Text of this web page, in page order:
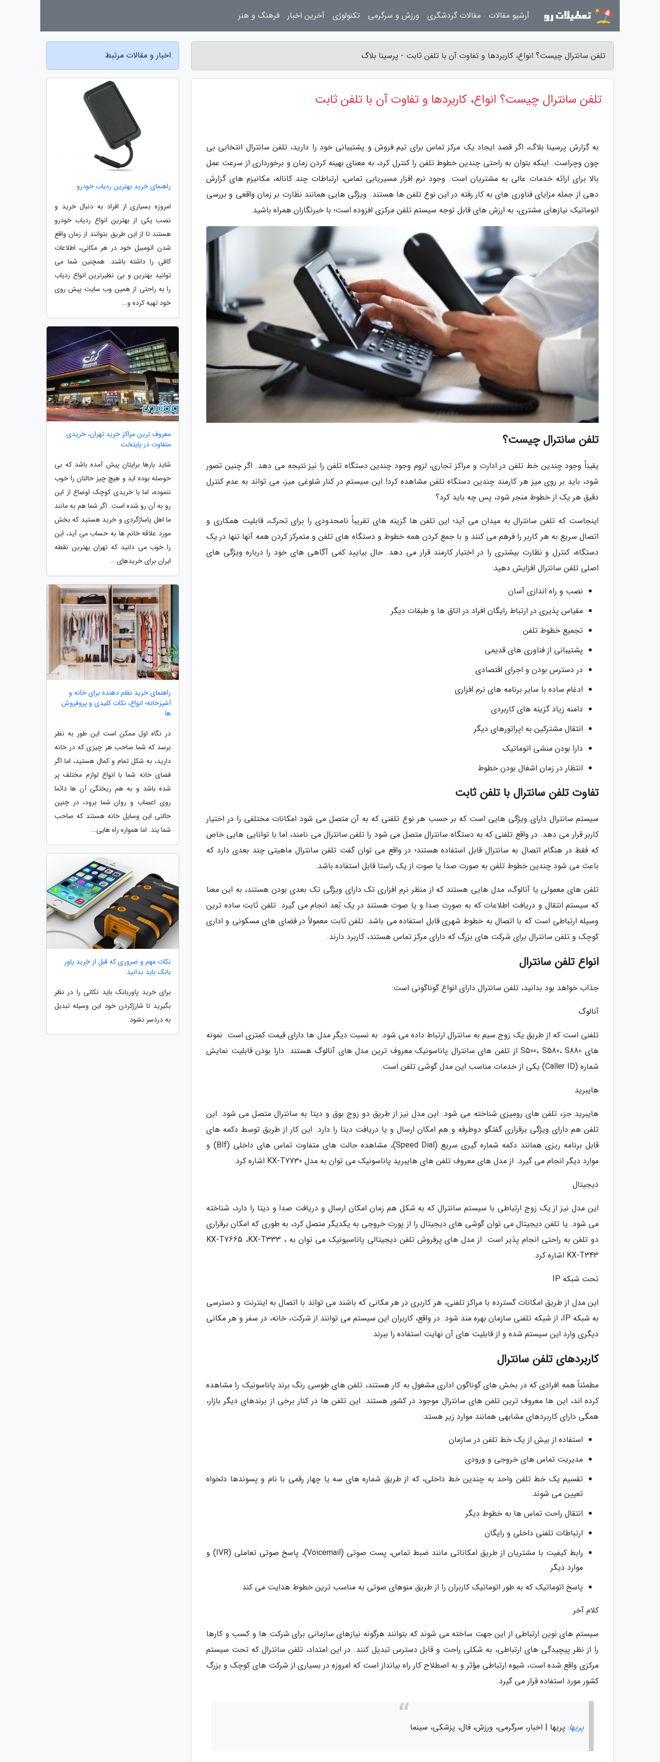
تلفن سانترال چیست؟ انواع، کاربردها و تفاوت آن با تلفن ثابت - پرسینا بلاگ
تلفن سانترال چیست؟ انواع، کاربردها و تفاوت آن با تلفن ثابت
به گزارش پرسینا بلاگ، اگر قصد ایجاد یک مرکز تماس برای تیم فروش و پشتیبانی خود را دارید، تلفن سانترال انتخابی بی
چون وچراست. اینکه بتوان به راحتی چندین خطوط تلفن را کنترل کرد، به معنای بهینه کردن زمان و برخورداری از سرعت عمل
بالا برای ارائه خدمات عالی به مشتریان است. وجود نرم افزار مسیریابی تماس، ارتباطات چند کاناله، مکانیزم های گزارش
دهی از جمله مزایای فناوری های به کار رفته در این نوع تلفن ها هستند. ویژگی هایی همانند نظارت بر زمان واقعی و بررسی
اتوماتیک نیازهای مشتری، به ارزش های قابل توجه سیستم تلفن مرکزی افزوده است؛ با خبرنگاران همراه باشید.
تلفن سانترال چیست؟
یقیناً وجود چندین خط تلفن در ادارت و مراکز تجاری، لزوم وجود چندین دستگاه تلفن را نیز نتیجه می دهد. اگر چنین تصور
شود، باید بر روی میز هر کارمند چندین دستگاه تلفن مشاهده کرد! این سیستم در کنار شلوغی میز، می تواند به عدم کنترل
دقیق هر یک از خطوط منجر شود، پس چه باید کرد؟
اینجاست که تلفن سانترال به میدان می آید؛ این تلفن ها گزینه های تقریباً نامحدودی را برای تحرک، قابلیت همکاری و
اتصال سریع به هر کاربر را فرهم می کنند و با جمع کردن همه خطوط و دستگاه های تلفن و متمرکز کردن همه آنها تنها در یک
دستگاه، کنترل و نظارت بیشتری را در اختیار کارمند قرار می دهد. حال بیایید کمی آگاهی های خود را درباره ویژگی های
اصلی تلفن سانترال افزایش دهید:
نصب و راه اندازی آسان
مقیاس پذیری در ارتباط رایگان افراد در اتاق ها و طبقات دیگر
تجمیع خطوط تلفن
پشتیبانی از فناوری های قدیمی
در دسترس بودن و اجرای اقتصادی
ادغام ساده با سایر برنامه های نرم افزاری
دامنه زیاد گزینه های کاربردی
انتقال مشترکین به اپراتورهای دیگر
دارا بودن منشی اتوماتیک
انتظار در زمان اشغال بودن خطوط
تفاوت تلفن سانترال با تلفن ثابت
سیستم سانترال دارای ویژگی هایی است که بر حسب هر نوع تلفنی که به آن متصل می شود امکانات مختلفی را در اختیار
کاربر قرار می دهد. در واقع تلفنی که به دستگاه سانترال متصل می شود را تلفن سانترال می نامند، اما با توانایی هایی خاص
که فقط در هنگام اتصال به سانترال قابل استفاده هستند؛ در واقع می توان گفت تلفن سانترال ماهیتی چند بعدی دارد که
باعث می شود چندین خطوط تلفن به صورت صدا یا صوت از یک راستا قابل استفاده باشد.
تلفن های معمولی یا آنالوگ، مدل هایی هستند که از منظر نرم افزاری تک دارای ویژگی تک بعدی بودن هستند، به این معنا
که سیستم انتقال و دریافت اطلاعات که به صورت صدا و یا صوت هستند در یک بُعد انجام می گیرد. تلفن ثابت ساده ترین
وسیله ارتباطی است که با اتصال به خطوط شهری قابل استفاده می باشد. تلفن ثابت معمولاً در فضای های مسکونی و اداری
کوچک و تلفن سانترال برای شرکت های بزرگ که دارای مرکز تماس هستند، کاربرد دارند.
انواع تلفن سانترال
جذاب خواهد بود بدانید، تلفن سانترال دارای انواع گوناگونی است:
آنالوگ
تلفنی است که از طریق یک زوج سیم به سانترال ارتباط داده می شود. به نسبت دیگر مدل ها دارای قیمت کمتری است. نمونه
های S500، S580، S880 از تلفن های سانترال پاناسونیک معروف ترین مدل های آنالوگ هستند. دارا بودن قابلیت نمایش
شماره (Caller ID) یکی از خدمات مناسب این مدل گوشی تلفن است.
هایبرید
هایبرید جزء تلفن های رومیزی شناخته می شود. این مدل نیز از طریق دو زوج بوق و دیتا به سانترال متصل می شود. این
تلفن هم دارای ویژگی برقراری گفتگو دوطرفه و هم امکان ارسال و یا دریافت دیتا را دارد. این کار از طریق توسط دکمه های
قابل برنامه ریزی همانند دکمه شماره گیری سریع (Speed Dial)، مشاهده حالت های متفاوت تماس های داخلی (Blf) و
موارد دیگر انجام می گیرد. از مدل های معروف تلفن های هایبرید پاناسونیک می توان به مدل KX-T7730 اشاره کرد.
دیجیتال
این مدل نیز از یک زوج ارتباطی با سیستم سانترال که به شکل هم زمان امکان ارسال و دریافت صدا و دیتا را دارد، شناخته
می شود. یا تلفن دیجیتال می توان گوشی های دیجیتال را از پورت خروجی به یکدیگر متصل کرد، به طوری که امکان برقراری
دو تلفن به راحتی انجام پذیر است. از مدل های پرفروش تلفن دیجیتالی پاناسیونیک می توان به KX-T7665 ،KX-T333 ،
KX-T343 اشاره کرد.
تحت شبکه IP
این مدل از طریق امکانات گسترده با مراکز تلفنی، هر کاربری در هر مکانی که باشند می تواند با اتصال به اینترنت و دسترسی
به شبکه IP، از شبکه تلفنی سازمان بهره مند شود. در واقع، کاربران این سیستم می توانند از شرکت، خانه، در سفر و هر مکانی
دیگری وارد این سیستم شده و از قابلیت های آن نهایت استفاده را ببرند.
کاربردهای تلفن سانترال
مطمئناً همه افرادی که در بخش های گوناگون اداری مشغول به کار هستند، تلفن های طوسی رنگ برند پاناسونیک را مشاهده
کرده اند، این ها معروف ترین تلفن های سانترال موجود در کشور هستند. این تلفن ها در کنار برخی از برندهای دیگر بازار،
همگی دارای کاربردهای مشابهی همانند موارد زیر هستد:
استفاده از بیش از یک خط تلفن در سازمان
مدیریت تماس های خروجی و ورودی
تقسیم یک خط تلفن واحد به چندین خط داخلی، که از طریق شماره های سه یا چهار رقمی با نام و پسوندها دلخواه
تعیین می شوند.
انتقال راحت تماس ها به خطوط دیگر
ارتباطات تلفنی داخلی و رایگان
رابط کیفیت با مشتریان از طریق امکاناتی مانند ضبط تماس، پست صوتی (Voicemail)، پاسخ صوتی تعاملی (IVR) و
موارد دیگر
پاسخ اتوماتیک که به طور اتوماتیک کاربران را از طریق منوهای صوتی به مناسب ترین خطوط هدایت می کند.
کلام آخر
سیستم های نوین ارتباطی از این جهت ساخته می شوند که بتوانند هرگونه نیازهای سازمانی برای شرکت ها و کسب و کارها
را از نظر پیچیدگی های ارتباطی، به شکلی راحت و قابل دسترس تبدیل کنند. در این امتداد، تلفن سانترال که تحت سیستم
مرکزی واقع شده است، شیوه ارتباطی مؤثر و به اصطلاح کار راه بیانداز است که امروزه در بسیاری از شرکت های کوچک و بزرگ
کشور مورد استفاده قرار می گیرد.
پریها: پریها | اخبار، سرگرمی، ورزش، فال، پزشکی، سینما
اخبار و مقالات مرتبط
راهنمای خرید بهترین ردیاب خودرو
امروزه بسیاری از افراد به دنبال خرید و
نصب یکی از بهترین انواع ردیاب خودرو
هستند تا از این طریق بتوانند از زمان واقع
شدن اتومبیل خود در هر مکانی، اطلاعات
کافی را داشته باشند. همچنین شما می
توانید بهترین و بی نظیرترین انواع ردیاب
را به راحتی از همین وب سایت پیش روی
خود تهیه کرده و...
معروف ترین مراکز خرید تهران، خریدی
متفاوت در پایتخت
شاید بارها برایتان پیش آمده باشد که بی
حوصله بوده اید و هیچ چیز حالتان را خوب
ننموده، اما با خریدی کوچک اوضاع از این
رو به آن رو شده است. اگر شما هم به مانند
ما اهل پاساژگردی و خرید هستید که بخش
مورد علاقه خانم ها به حساب می آید، این
را خوب می دانید که تهران بهترین نقطه
ایران برای خریدهای...
راهنمای خرید نظم دهنده برای خانه و
آشپزخانه؛ انواع، نکات کلیدی و پروفروش
ها
در نگاه اول ممکن است این طور به نظر
برسد که شما صاحب هر چیزی که در خانه
دارید، به شکل تمام و کمال هستید، اما اگر
فضای خانه شما با انواع لوازم مختلف پر
شده باشد و به هم ریختگی آن ها دائما
روی اعصاب و روان شما برود، در چنین
حالتی این وسایل خانه هستند که صاحب
شما یند. اما همواره راه هایی...
نکات مهم و ضروری که قبل از خرید پاور
بانک باید بدانید
برای خرید پاوربانک باید نکاتی را در نظر
بگیرید تا شارژکردن خود این وسیله تبدیل
به دردسر نشود.
آرشیو مقالات مقالات گردشگری ورزش و سرگرمی تکنولوژی آخرین اخبار فرهنگ و هنر